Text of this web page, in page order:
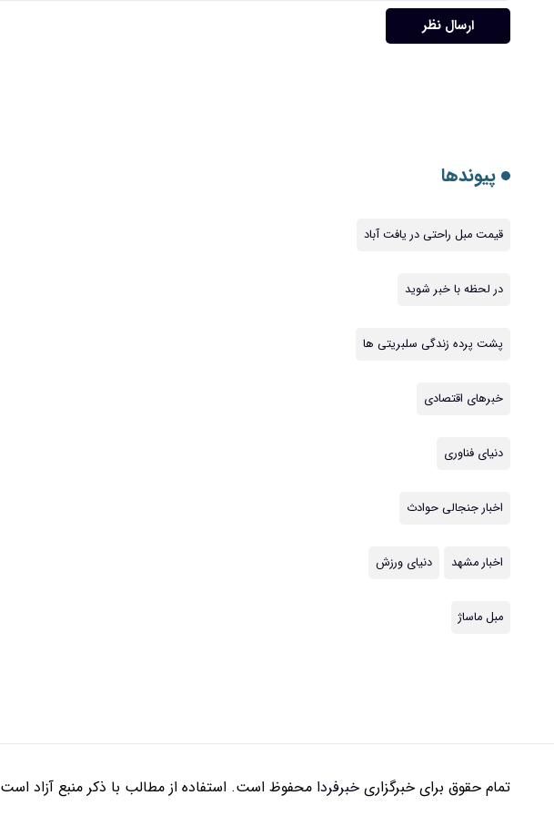
ارسال نظر
پیوندها
قیمت مبل راحتی در یافت آباد
در لحظه با خبر شوید
پشت پرده زندگی سلبریتی ها
خبرهای اقتصادی
دنیای فناوری
اخبار جنجالی حوادث
اخبار مشهد دنیای ورزش
مبل ماساژ
تمام حقوق برای خبرگزاری خبرفردا محفوظ است. استفاده از مطالب با ذکر منبع آزاد است